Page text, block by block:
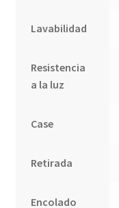
Lavabilidad
Resistencia
a la luz
Case
Retirada
Encolado